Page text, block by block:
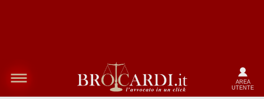
AREA
UTENTE